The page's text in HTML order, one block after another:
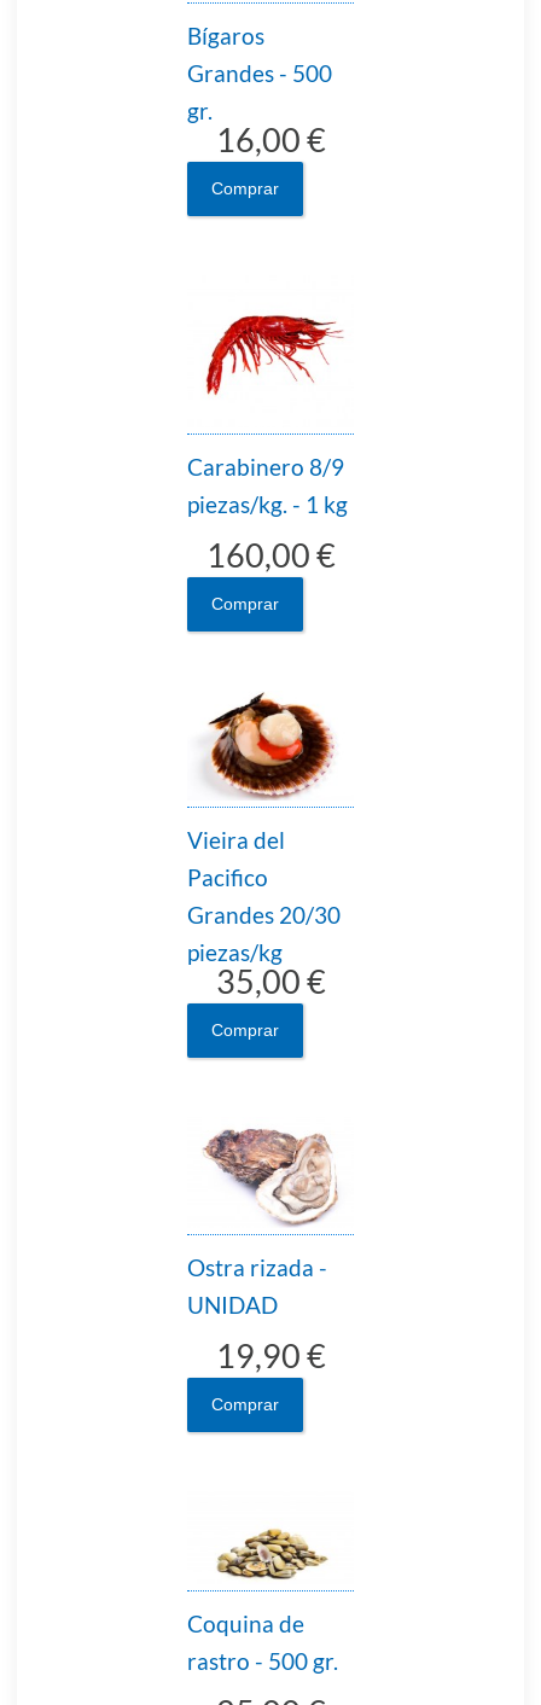
Bígaros
Grandes - 500
gr.
16,00 €
Comprar
Carabinero 8/9
piezas/kg. - 1 kg
160,00 €
Comprar
Vieira del
Pacifico
Grandes 20/30
piezas/kg
35,00 €
Comprar
Ostra rizada -
UNIDAD
19,90 €
Comprar
Coquina de
rastro - 500 gr.